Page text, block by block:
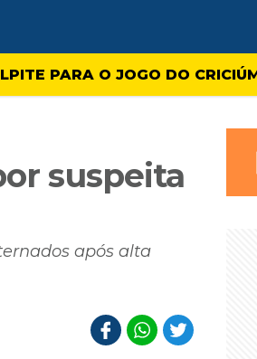
PARA O JOGO DO
suspeita
após alta